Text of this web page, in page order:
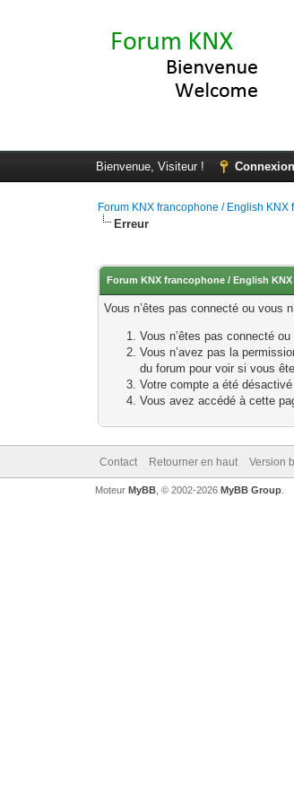
Bienvenue, Visiteur ! Connexion
Forum KNX francophone / English KNX
Erreur
Forum KNX francophone / English
Vous n’êtes pas connecté ou vous
Vous n’êtes pas connecté
Vous n’avez pas la
du forum pour voir si vous
Votre compte a été
Vous avez accédé à cette
Contact Retourner en haut Version
Moteur MyBB, © 2002-2026 MyBB Group.